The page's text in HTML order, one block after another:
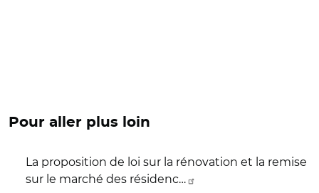
Pour aller plus loin
La proposition de loi sur la rénovation et la remise
sur le marché des résidenc…